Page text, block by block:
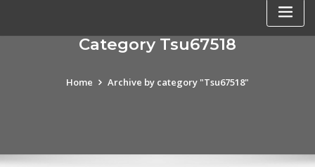
Category Tsu67518
Home Archive by category "Tsu67518"